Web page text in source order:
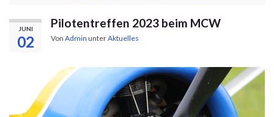
JUNI
02
Pilotentreffen 2023 beim MCW
Von Admin unterAktuelles